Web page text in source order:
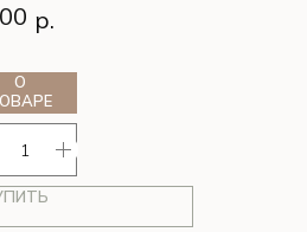
р.
О